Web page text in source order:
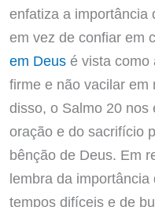
enfatiza a importância
em vez de confiar em
em Deusé vista como
firme e não vacilar em
disso, o Salmo 20 nos
oração e do sacrifício
bênção de Deus. Em
lembra da
tempos difíceis e de